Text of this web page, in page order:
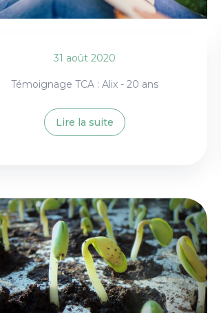
31 août 2020
Témoignage TCA : Alix - 20 ans
Lire la suite